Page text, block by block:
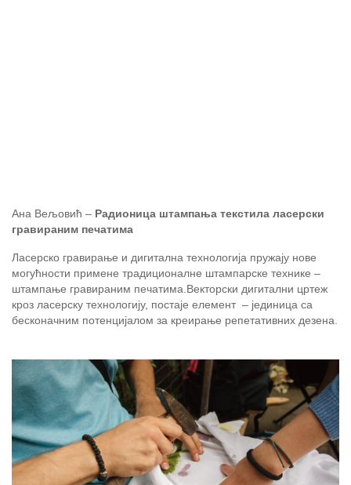
Ана Вељовић – Радионица штампања текстила ласерски
гравираним печатима
Ласерско гравирање и дигитална технологија пружају нове
могућности примене традиционалне штампарске технике –
штампање гравираним печатима.Векторски дигитални цртеж
кроз ласерску технологију, постаје елемент – јединица са
бесконачним потенцијалом за креирање репетативних дезена.